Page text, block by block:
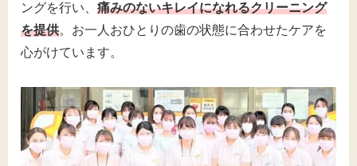
ングを行い、 痛みのないキレイになれるクリーニング
を提供。お一人おひとりの歯の状態に合わせたケアを
心がけています。